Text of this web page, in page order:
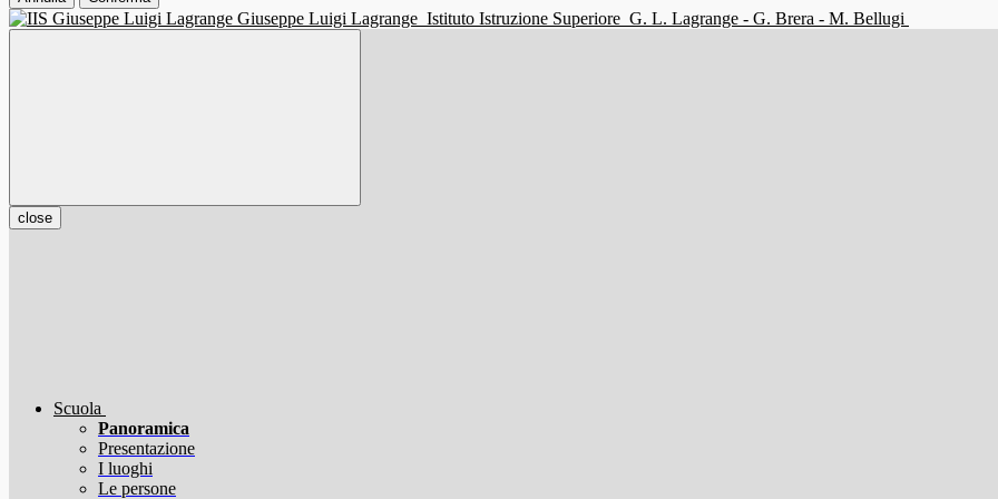
Giuseppe Luigi Lagrange Istituto Istruzione Superiore G. L. Lagrange - G. Brera - M. Bellugi
close
Scuola
Panoramica
Presentazione
I luoghi
Le persone